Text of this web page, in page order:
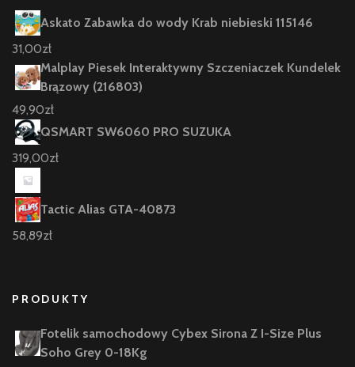
Askato Zabawka do wody Krab niebieski 115146
31,00zł
Malplay Piesek Interaktywny Szczeniaczek Kundelek
Brązowy (216803)
49,90zł
QSMART SW6060 PRO SUZUKA
319,00zł
Tactic Alias GTA-40873
58,89zł
PRODUKTY
Fotelik samochodowy Cybex Sirona Z I-Size Plus
Soho Grey 0-18Kg